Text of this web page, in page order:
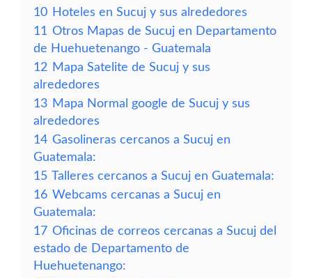
10 Hoteles en Sucuj y sus alrededores
11 Otros Mapas de Sucuj en Departamento
de Huehuetenango - Guatemala
12 Mapa Satelite de Sucuj y sus
alrededores
13 Mapa Normal google de Sucuj y sus
alrededores
14 Gasolineras cercanos a Sucuj en
Guatemala:
15 Talleres cercanos a Sucuj en Guatemala:
16 Webcams cercanas a Sucuj en
Guatemala:
17 Oficinas de correos cercanas a Sucuj del
estado de Departamento de
Huehuetenango: